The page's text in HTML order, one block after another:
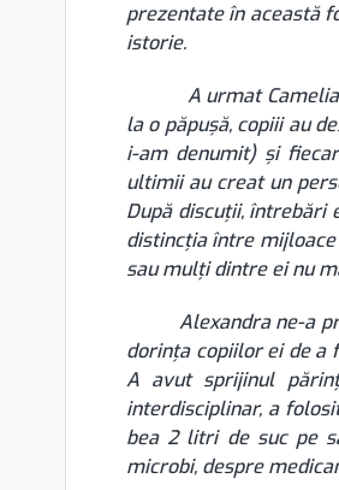
prezentate în această
istorie.
A urmat Camelia cu
la o păpușă, copiii au
i-am denumit) și
ultimii au creat un
După discuții, întrebări
distincția între
sau mulți dintre ei nu
Alexandra ne-a
dorința copiilor ei de a
A avut sprijinul
interdisciplinar, a
bea 2 litri de suc pe
microbi, despre